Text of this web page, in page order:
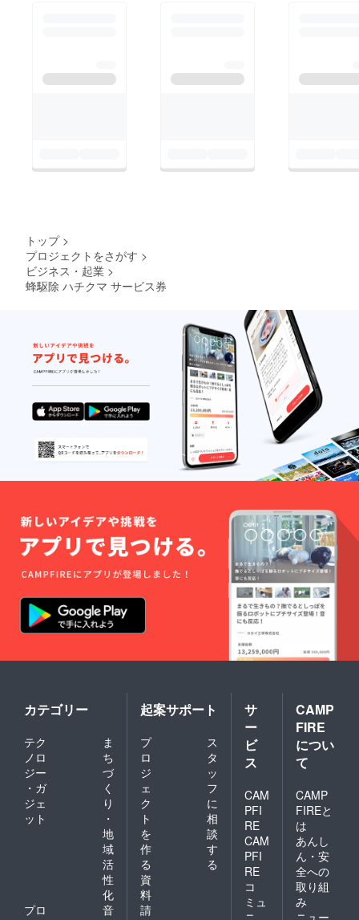
トップ >
プロジェクトをさがす >
ビジネス・起業 >
蜂駆除 ハチクマ サービス券
カテゴリー
テク
ノロ
ジー
・ガ
ジェ
ット
ま
ち
づ
く
り
・
地
域
活
性
化
プロ
音
起案サポート
プ
ロ
ジ
ェ
ク
ト
を
作
る
ス
タ
ッ
フ
に
相
談
す
る
資
料
請
サ
ー
ビ
ス
CAM
PFI
RE
CAM
PFI
RE
コ
ミュ
ニ
CAMP
FIRE
につい
て
CAMP
FIREと
は
あんし
ん・安
全への
取り組
み
ニュー